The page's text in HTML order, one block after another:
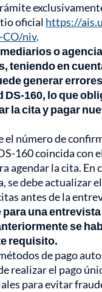
oficial https://
CO/niv.
o
teniendo en
generar
160, lo que
la cita y pagar
el número de
160 coincida con
agendar la cita. En
se debe actualizar
antes de la
para una
se
requisito.
de pago
realizar el pago
para evitar